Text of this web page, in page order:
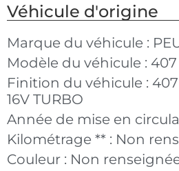
Véhicule d'origine
Marque du véhicule :
Modèle du véhicule : 407
Finition du véhicule : 407
16V TURBO
Année de mise en
Kilométrage ** : Non
Couleur : Non